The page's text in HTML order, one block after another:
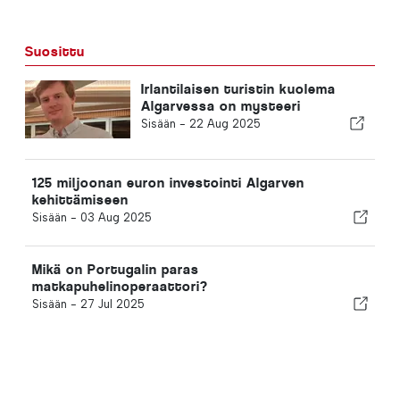
Suosittu
Irlantilaisen turistin kuolema
Algarvessa on mysteeri
Sisään - 22 Aug 2025
125 miljoonan euron investointi Algarven
kehittämiseen
Sisään - 03 Aug 2025
Mikä on Portugalin paras
matkapuhelinoperaattori?
Sisään - 27 Jul 2025